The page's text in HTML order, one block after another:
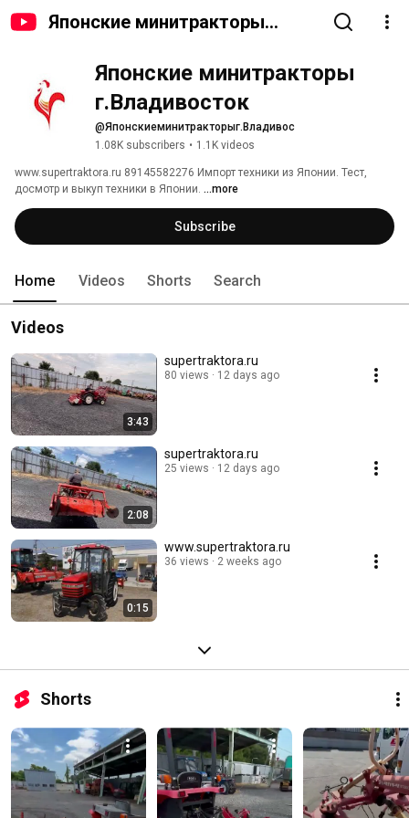
Японские минитракторы
Японские минитракторы
г.Владивосток
@Японскиеминитракторыг.Владивос
1.08K subscribers • 1.1K videos
www.supertraktora.ru 89145582276 Импорт техники из Японии. Тест,
досмотр и выкуп техники в Японии. ...more
Subscribe
Home Videos Shorts Search
Videos
3:43
supertraktora.ru
80 views 12 days ago
2:08
supertraktora.ru
25 views 12 days ago
0:15
www.supertraktora.ru
36 views 2 weeks ago
Shorts